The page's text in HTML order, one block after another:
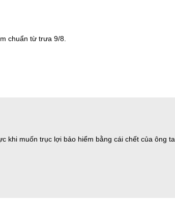
chuẩn từ trưa 9/8.
khi muốn trục lợi bảo hiểm bằng cái chết của ông ta.